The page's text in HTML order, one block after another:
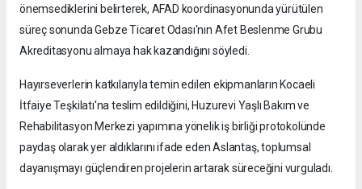
önemsediklerini belirterek, AFAD koordinasyonunda yürütülen
süreç sonunda Gebze Ticaret Odası'nın Afet Beslenme Grubu
Akreditasyonu almaya hak kazandığını söyledi.
Hayırseverlerin katkılarıyla temin edilen ekipmanların Kocaeli
İtfaiye Teşkilatı'na teslim edildiğini, Huzurevi Yaşlı Bakım ve
Rehabilitasyon Merkezi yapımına yönelik iş birliği protokolünde
paydaş olarak yer aldıklarını ifade eden Aslantaş, toplumsal
dayanışmayı güçlendiren projelerin artarak süreceğini vurguladı.